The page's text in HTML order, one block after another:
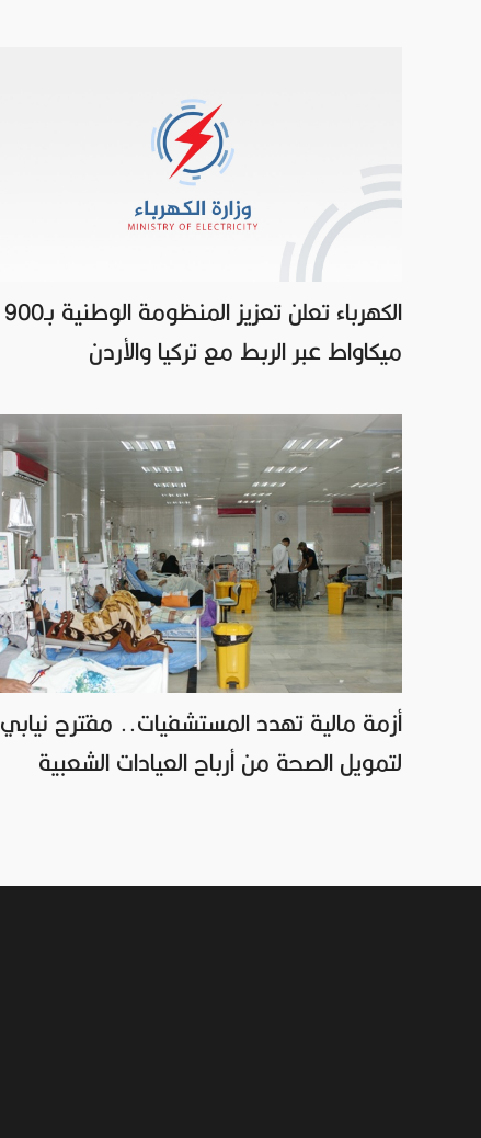
الكهرباء تعلن تعزيز المنظومة الوطنية بـ900
ميكاواط عبر الربط مع تركيا والأردن
أزمة مالية تهدد المستشفيات.. مقترح نيابي
لتمويل الصحة من أرباح العيادات الشعبية